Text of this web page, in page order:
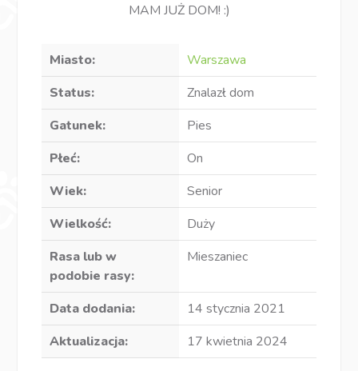
MAM JUŻ DOM! :)
Miasto:
Warszawa
Status:
Znalazł dom
Gatunek:
Pies
Płeć:
On
Wiek:
Senior
Wielkość:
Duży
Rasa lub w
podobie rasy:
Mieszaniec
Data dodania:
14 stycznia 2021
Aktualizacja:
17 kwietnia 2024